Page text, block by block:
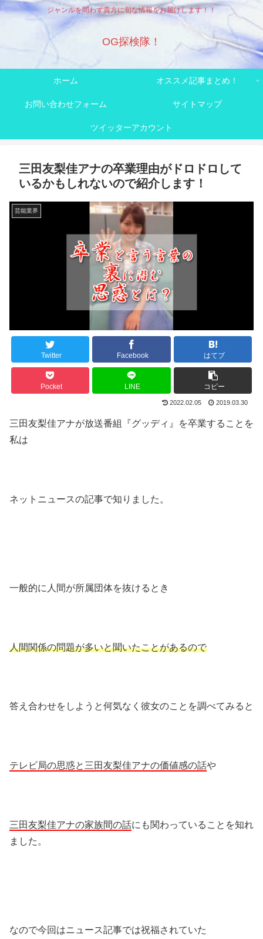
ジャンルを問わず貴方に旬な情報をお届けします！！
OG探検隊！
ホーム オススメ記事まとめ！
お問い合わせフォーム サイトマップ
ツイッターアカウント
三田友梨佳アナの卒業理由がドロドロして
いるかもしれないので紹介します！
芸能業界
Twitter Facebook はてブ
Pocket LINE コピー
2022.02.05 2019.03.30
三田友梨佳アナが放送番組『グッディ』を卒業することを
私は
ネットニュースの記事で知りました。
一般的に人間が所属団体を抜けるとき
人間関係の問題が多いと聞いたことがあるので
答え合わせをしようと何気なく彼女のことを調べてみると
テレビ局の思惑と三田友梨佳アナの価値感の話や
三田友梨佳アナの家族間の話にも関わっていることを知れ
ました。
なので今回はニュース記事では祝福されていた